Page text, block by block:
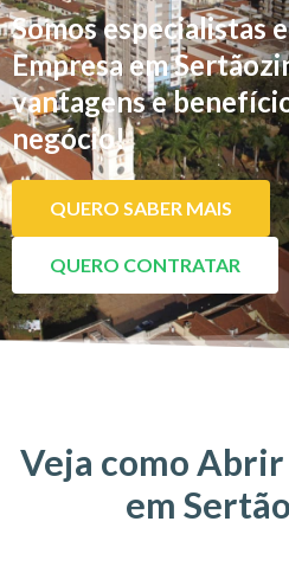
Somos especialistas
Empresa em
vantagens e
negócio!
QUERO SABER MAIS
QUERO CONTRATAR
Veja como Abrir
em